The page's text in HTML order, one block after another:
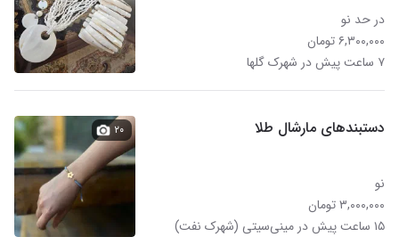
در حد نو
۶,۳۰۰,۰۰۰ تومان
۷ ساعت پیش در شهرک گلها
دستبندهای مارشال طلا
نو
۳,۰۰۰,۰۰۰ تومان
۱۵ ساعت پیش در مینی‌سیتی (شهرک نفت)
۲۰